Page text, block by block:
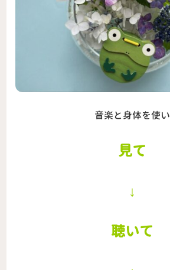
音楽と身体を使い
見て
↓
聴いて